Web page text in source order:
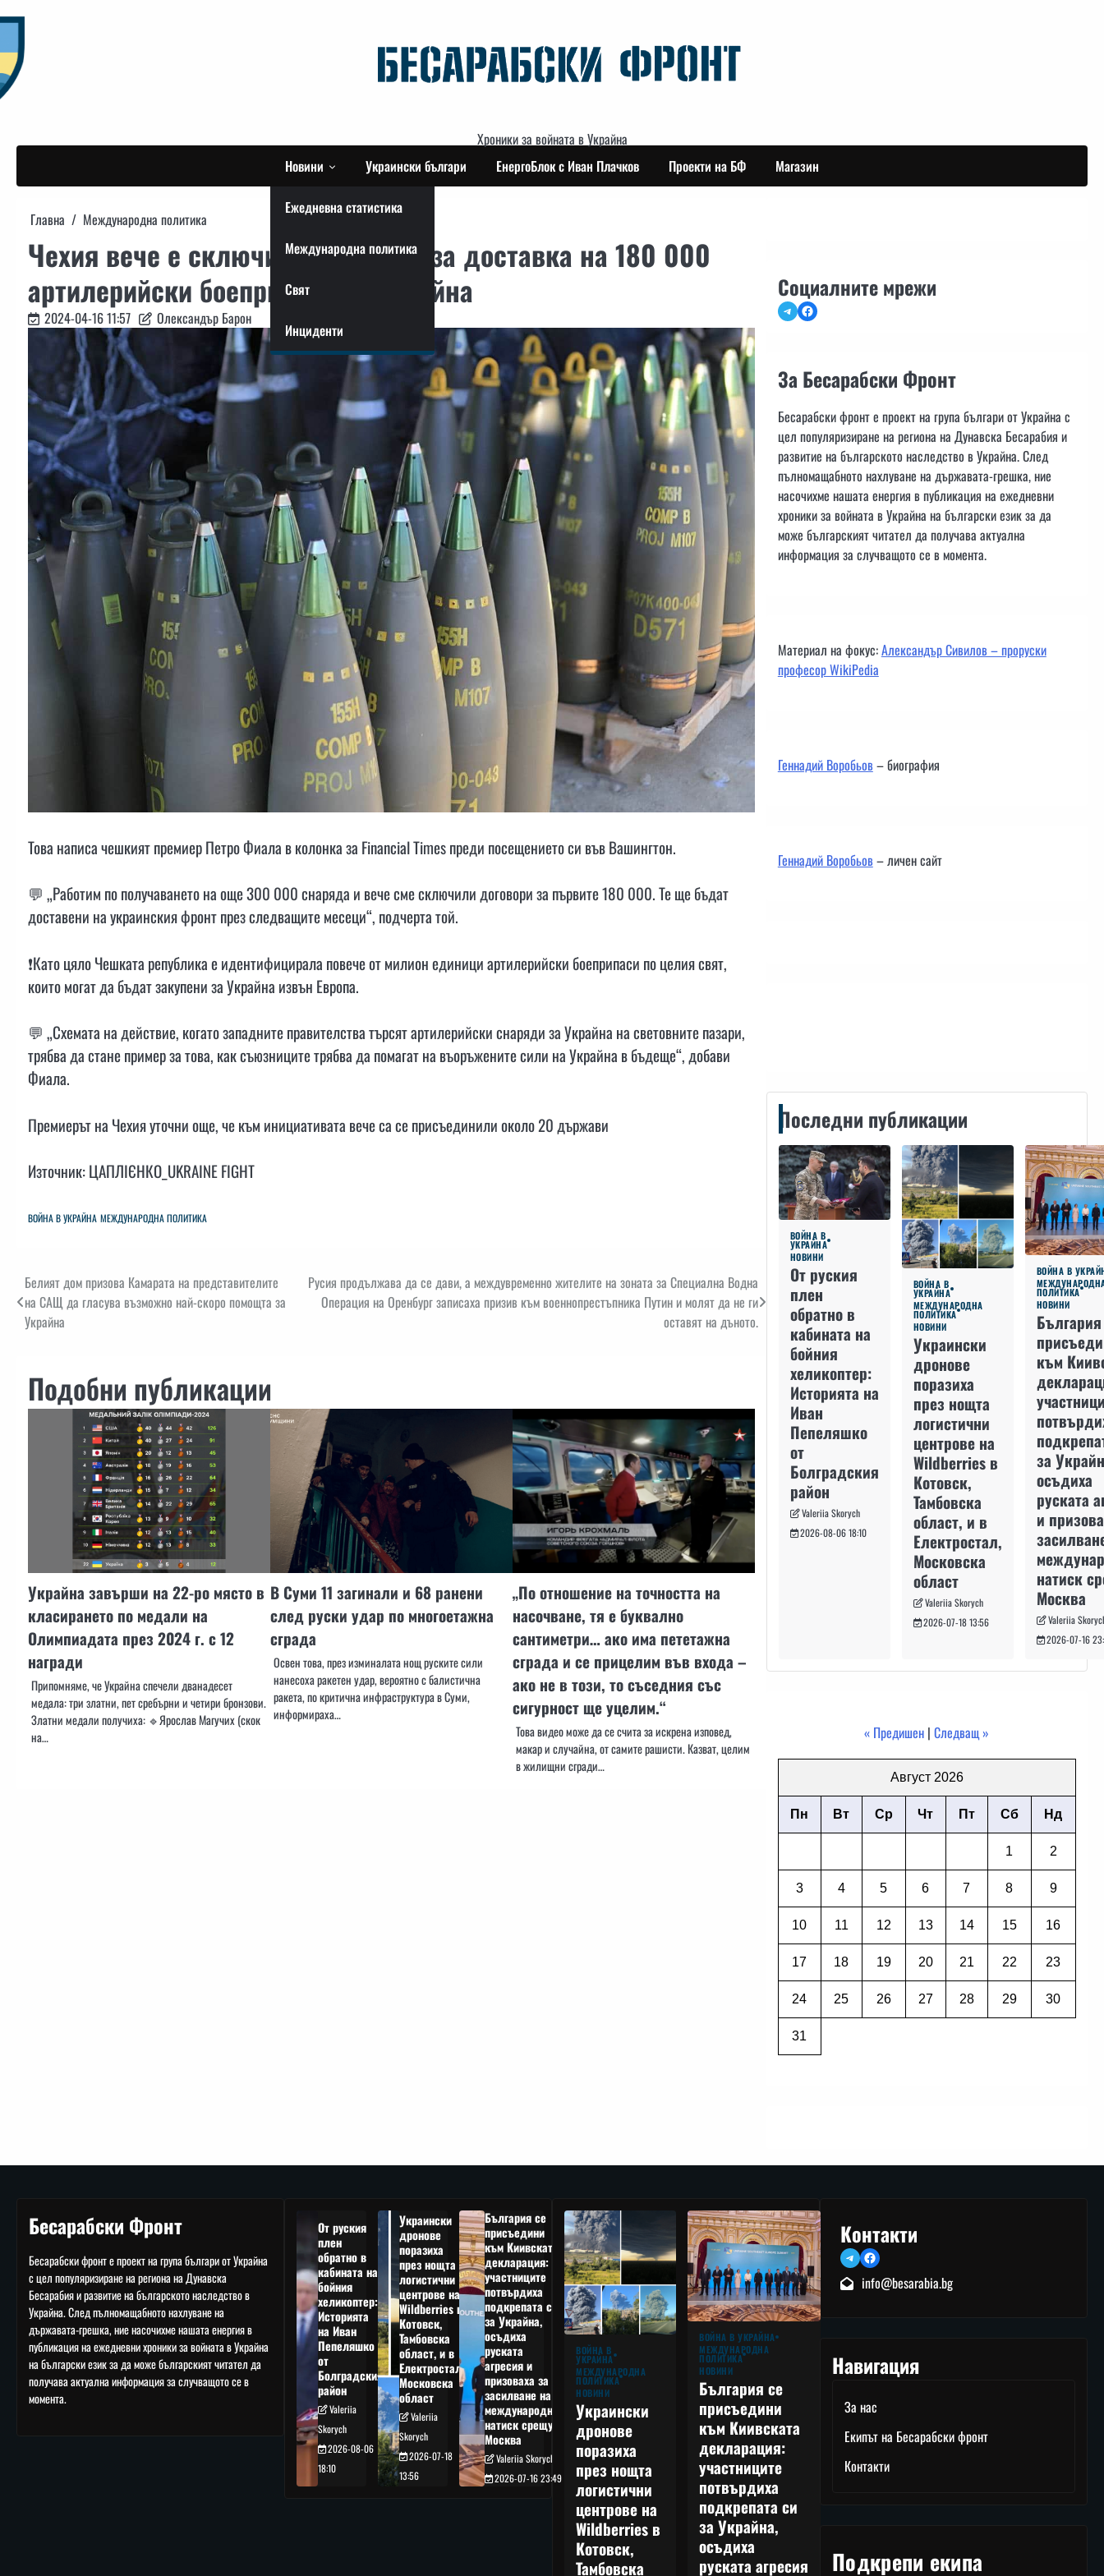
to
content
Хроники за войната в Украйна
Новини
Ежедневна статистика
Международна политика
Свят
Инциденти
Украински българи ЕнергоБлок с Иван Плачков Проекти на БФ Магазин
Главна Международна политика
Чехия вече е сключила договори за доставка на 180 000
артилерийски боеприпаса за Украйна
2024-04-16 11:57 Олександър Барон
Това написа чешкият премиер Петро Фиала в колонка за Financial Times преди посещението си във Вашингтон.
💬 „Работим по получаването на още 300 000 снаряда и вече сме сключили договори за първите 180 000. Те ще бъдат
доставени на украинския фронт през следващите месеци“, подчерта той.
❗️Като цяло Чешката република е идентифицирала повече от милион единици артилерийски боеприпаси по целия свят,
които могат да бъдат закупени за Украйна извън Европа.
💬 „Схемата на действие, когато западните правителства търсят артилерийски снаряди за Украйна на световните пазари,
трябва да стане пример за това, как съюзниците трябва да помагат на въоръжените сили на Украйна в бъдеще“, добави
Фиала.
Премиерът на Чехия уточни още, че към инициативата вече са се присъединили около 20 държави
Източник: ЦАПЛІЄНКО_UKRAINE FIGHT
ВОЙНА В УКРАЙНА МЕЖДУНАРОДНА ПОЛИТИКА
Навигация
Белият дом призова Камарата на представителите
на САЩ да гласува възможно най-скоро помощта за
Украйна
Русия продължава да се дави, а междувременно жителите на зоната за Специална Водна
Операция на Оренбург записаха призив към военнопрестъпника Путин и молят да не ги
оставят на дъното.
Подобни публикации
Украйна завърши на 22-ро място в
класирането по медали на
Олимпиадата през 2024 г. с 12
награди
Припомняме, че Украйна спечели дванадесет
медала: три златни, пет сребърни и четири бронзови.
Златни медали получиха: 🔹Ярослав Магучих (скок
на…
В Суми 11 загинали и 68 ранени
след руски удар по многоетажна
сграда
Освен това, през изминалата нощ руските сили
нанесоха ракетен удар, вероятно с балистична
ракета, по критична инфраструктура в Суми,
информираха…
„По отношение на точността на
насочване, тя е буквално
сантиметри… ако има пететажна
сграда и се прицелим във входа –
ако не в този, то съседния със
сигурност ще уцелим.“
Това видео може да се счита за искрена изповед,
макар и случайна, от самите рашисти. Казват, целим
в жилищни сгради…
Социалните мрежи
TelegramFacebook
За Бесарабски Фронт
Бесарабски фронт е проект на група българи от Украйна с
цел популяризиране на региона на Дунавска Бесарабия и
развитие на българското наследство в Украйна. След
пълномащабното нахлуване на държавата-грешка, ние
насочихме нашата енергия в публикация на ежедневни
хроники за войната в Украйна на български език за да
може българският читател да получава актуална
информация за случващото се в момента.
Материал на фокус:Александър Сивилов – проруски
професор WikiPedia
Геннадий Воробьов– биография
Геннадий Воробьов– личен сайт
Последни публикации
ВОЙНА В
УКРАЙНА
НОВИНИ
От руския
плен
обратно в
кабината на
бойния
хеликоптер:
Историята на
Иван
Пепеляшко
от
Болградския
район
Valeriia Skorych
2026-08-06 18:10
ВОЙНА В
УКРАЙНА
МЕЖДУНАРОДНА
ПОЛИТИКА
НОВИНИ
Украински
дронове
поразиха
през нощта
логистични
центрове на
Wildberries в
Котовск,
Тамбовска
област, и в
Електростал,
Московска
област
Valeriia Skorych
2026-07-18 13:56
ВОЙНА В
ПОЛИТИКА
НОВИНИ
към
за
осъдиха
руската
и
натиск
Москва
Valeriia
2026-07-16
« Предишен |Следващ »
Август 2026
Пн Вт Ср Чт Пт Сб Нд
1 2
3 4 5 6 7 8 9
10 11 12 13 14 15 16
17 18 19 20 21 22 23
24 25 26 27 28 29 30
31
Бесарабски Фронт
Бесарабски фронт е проект на група българи от Украйна
с цел популяризиране на региона на Дунавска
Бесарабия и развитие на българското наследство в
Украйна. След пълномащабното нахлуване на
държавата-грешка, ние насочихме нашата енергия в
публикация на ежедневни хроники за войната в Украйна
на български език за да може българският читател да
получава актуална информация за случващото се в
момента.
От руския
плен
обратно в
кабината на
бойния
хеликоптер:
Историята
на Иван
Пепеляшко
от
Болградския
район
Valeriia
Skorych
2026-08-06
18:10
Украински
дронове
поразиха
през нощта
логистични
центрове на
Wildberries в
Котовск,
Тамбовска
област, и в
Електростал,
Московска
област
Valeriia
Skorych
2026-07-18
13:56
България се
присъедини
към Киивската
декларация:
участниците
потвърдиха
подкрепата си
за Украйна,
осъдиха
руската
агресия и
призоваха за
засилване на
международния
натиск срещу
Москва
Valeriia Skorych
2026-07-16 23:49
ВОЙНА В
УКРАЙНА
МЕЖДУНАРОДНА
ПОЛИТИКА
НОВИНИ
Украински
дронове
поразиха
през нощта
логистични
центрове на
Wildberries в
Котовск,
Тамбовска
ВОЙНА В УКРАЙНА
МЕЖДУНАРОДНА
ПОЛИТИКА
НОВИНИ
България се
присъедини
към Киивската
декларация:
участниците
потвърдиха
подкрепата си
за Украйна,
осъдиха
руската агресия
Контакти
TelegramFacebook
info@besarabia.bg
Навигация
За нас
Екипът на Бесарабски фронт
Контакти
Подкрепи екипа